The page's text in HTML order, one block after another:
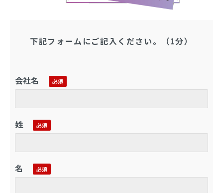
下記フォームにご記入ください。（1分）
会社名
姓
名